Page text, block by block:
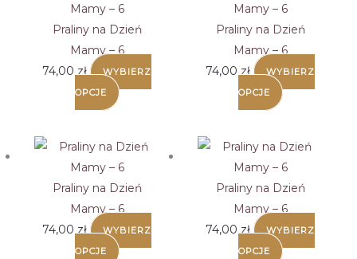
Praliny na Dzień
Mamy – 6
74,00 zł
WYBIERZ
OPCJE
Praliny na Dzień
Mamy – 6
74,00 zł
WYBIERZ
OPCJE
Praliny na Dzień
Mamy – 6
74,00 zł
WYBIERZ
OPCJE
Praliny na Dzień
Mamy – 6
74,00 zł
WYBIERZ
OPCJE